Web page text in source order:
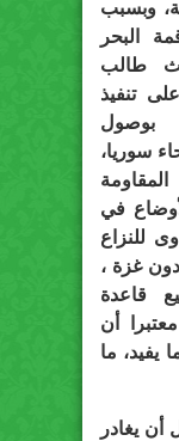
وبسبب
البحر
طالب
تنفيذ
بوصول
سوريا،
في
للنزاع
غزة ،
قاعدة
أن
يفيد، ما
أن يغادر